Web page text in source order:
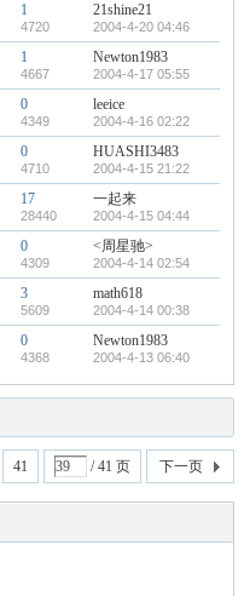
1
4720
21shine21
2004-4-20 04:46
1
4667
Newton1983
2004-4-17 05:55
0
4349
leeice
2004-4-16 02:22
0
4710
HUASHI3483
2004-4-15 21:22
17
28440
一起来
2004-4-15 04:44
0
4309
<周星驰>
2004-4-14 02:54
3
5609
math618
2004-4-14 00:38
0
4368
Newton1983
2004-4-13 06:40
41 / 41 页 下一页